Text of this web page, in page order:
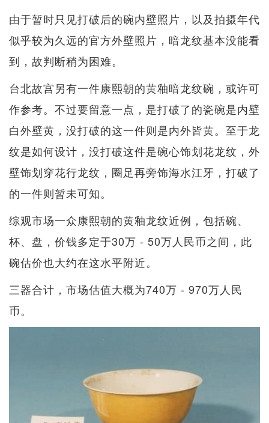
由于暂时只见打破后的碗内壁照片，以及拍摄年代
似乎较为久远的官方外壁照片，暗龙纹基本没能看
到，故判断稍为困难。
台北故宫另有一件康熙朝的黄釉暗龙纹碗，或许可
作参考。不过要留意一点，是打破了的瓷碗是内壁
白外壁黄，没打破的这一件则是内外皆黄。至于龙
纹是如何设计，没打破这件是碗心饰划花龙纹，外
壁饰划穿花行龙纹，圈足再旁饰海水江牙，打破了
的一件则暂未可知。
综观市场一众康熙朝的黄釉龙纹近例，包括碗、
杯、盘，价钱多定于30万 - 50万人民币之间，此
碗估价也大约在这水平附近。
三器合计，市场估值大概为740万 - 970万人民
币。